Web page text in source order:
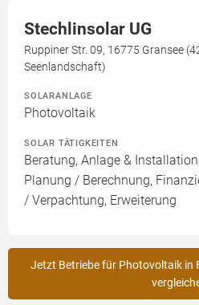
Stechlinsolar UG
Ruppiner Str. 09, 16775 Gransee
Seenlandschaft)
SOLARANLAGE
Photovoltaik
SOLAR TÄTIGKEITEN
Beratung, Anlage &
Planung / Berechnung,
/ Verpachtung, Erweiterung
Jetzt Betriebe für Photovoltaik in